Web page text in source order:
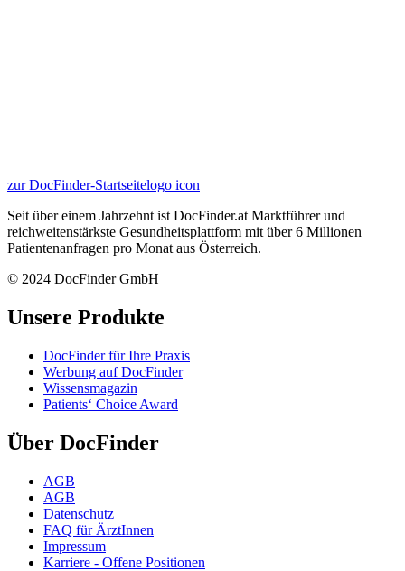
zur DocFinder-Startseitelogo icon
Seit über einem Jahrzehnt ist DocFinder.at Marktführer und
reichweitenstärkste Gesundheitsplattform mit über 6 Millionen
Patientenanfragen pro Monat aus Österreich.
© 2024 DocFinder GmbH
Unsere Produkte
DocFinder für Ihre Praxis
Werbung auf DocFinder
Wissensmagazin
Patients‘ Choice Award
Über DocFinder
AGB
AGB
Datenschutz
FAQ für ÄrztInnen
Impressum
Karriere - Offene Positionen